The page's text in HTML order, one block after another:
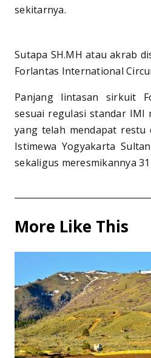
sekitarnya.
Sutapa SH.MH atau akrab
Forlantas International
Panjang lintasan sirkuit
sesuai regulasi standar IMI
yang telah mendapat restu
Istimewa Yogyakarta
sekaligus meresmikannya
More Like This